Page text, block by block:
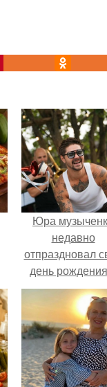
Юра
недавно
отпраздновал
день
кругу самых
близких и
людей.